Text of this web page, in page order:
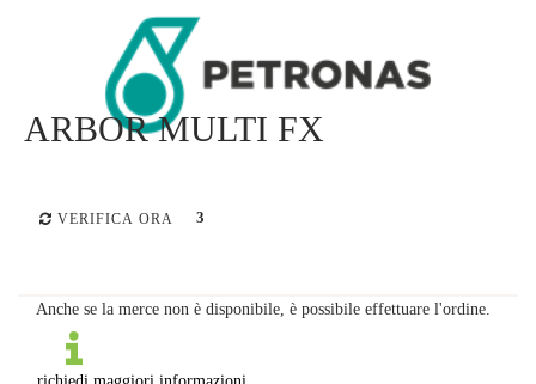
ARBOR MULTI FX
VERIFICA ORA 3
Anche se la merce non è disponibile, è possibile effettuare l'ordine.